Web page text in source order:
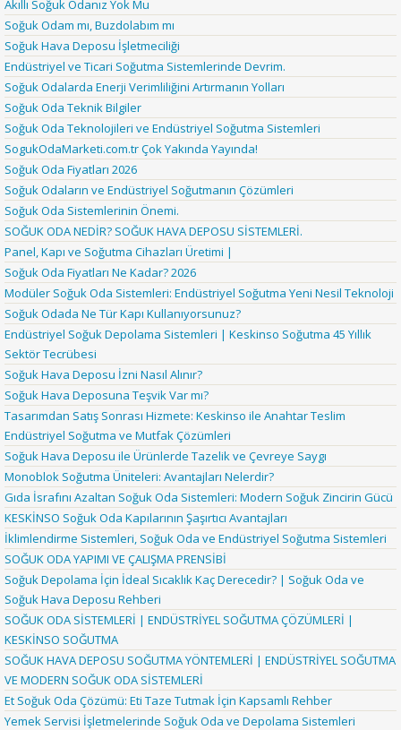
Akıllı Soğuk Odanız Yok Mu
Soğuk Odam mı, Buzdolabım mı
Soğuk Hava Deposu İşletmeciliği
Endüstriyel ve Ticari Soğutma Sistemlerinde Devrim.
Soğuk Odalarda Enerji Verimliliğini Artırmanın Yolları
Soğuk Oda Teknik Bilgiler
Soğuk Oda Teknolojileri ve Endüstriyel Soğutma Sistemleri
SogukOdaMarketi.com.tr Çok Yakında Yayında!
Soğuk Oda Fiyatları 2026
Soğuk Odaların ve Endüstriyel Soğutmanın Çözümleri
Soğuk Oda Sistemlerinin Önemi.
SOĞUK ODA NEDİR? SOĞUK HAVA DEPOSU SİSTEMLERİ.
Panel, Kapı ve Soğutma Cihazları Üretimi |
Soğuk Oda Fiyatları Ne Kadar? 2026
Modüler Soğuk Oda Sistemleri: Endüstriyel Soğutma Yeni Nesil Teknoloji
Soğuk Odada Ne Tür Kapı Kullanıyorsunuz?
Endüstriyel Soğuk Depolama Sistemleri | Keskinso Soğutma 45 Yıllık
Sektör Tecrübesi
Soğuk Hava Deposu İzni Nasıl Alınır?
Soğuk Hava Deposuna Teşvik Var mı?
Tasarımdan Satış Sonrası Hizmete: Keskinso ile Anahtar Teslim
Endüstriyel Soğutma ve Mutfak Çözümleri
Soğuk Hava Deposu ile Ürünlerde Tazelik ve Çevreye Saygı
Monoblok Soğutma Üniteleri: Avantajları Nelerdir?
Gıda İsrafını Azaltan Soğuk Oda Sistemleri: Modern Soğuk Zincirin Gücü
KESKİNSO Soğuk Oda Kapılarının Şaşırtıcı Avantajları
İklimlendirme Sistemleri, Soğuk Oda ve Endüstriyel Soğutma Sistemleri
SOĞUK ODA YAPIMI VE ÇALIŞMA PRENSİBİ
Soğuk Depolama İçin İdeal Sıcaklık Kaç Derecedir? | Soğuk Oda ve
Soğuk Hava Deposu Rehberi
SOĞUK ODA SİSTEMLERİ | ENDÜSTRİYEL SOĞUTMA ÇÖZÜMLERİ |
KESKİNSO SOĞUTMA
SOĞUK HAVA DEPOSU SOĞUTMA YÖNTEMLERİ | ENDÜSTRİYEL SOĞUTMA
VE MODERN SOĞUK ODA SİSTEMLERİ
Et Soğuk Oda Çözümü: Eti Taze Tutmak İçin Kapsamlı Rehber
Yemek Servisi İşletmelerinde Soğuk Oda ve Depolama Sistemleri